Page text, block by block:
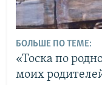
БОЛЬШЕ ПО ТЕМЕ:
«Тоска по
моих